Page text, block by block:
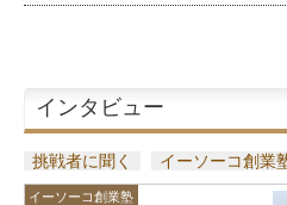
インタビュー
挑戦者に聞く イーソーコ創業
イーソーコ創業塾